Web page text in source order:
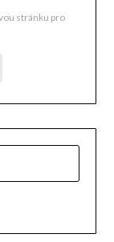
stránku pro